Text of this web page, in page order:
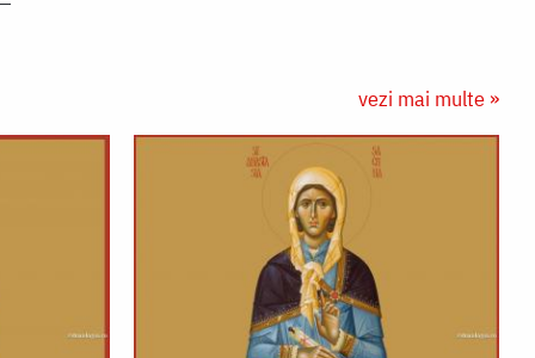
vezi mai multe »